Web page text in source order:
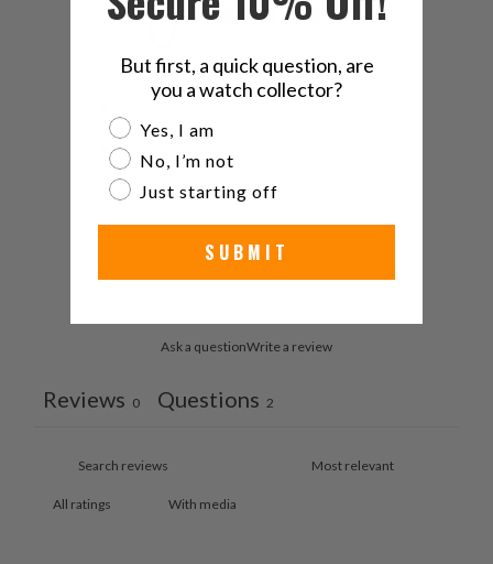
0
0%
Ask a questionWrite a review
Reviews 0 Questions 2
With media
But first, a quick question, are
you a watch collector?
Are you a watch collector?
Yes, I am
No, I’m not
Just starting off
SUBMIT